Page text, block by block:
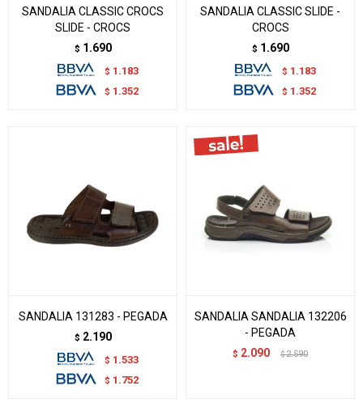
SANDALIA CLASSIC CROCS
SLIDE - CROCS
$ 1.690
$ 1.183
$ 1.352
SANDALIA CLASSIC SLIDE -
CROCS
$ 1.690
$ 1.183
$ 1.352
SANDALIA 131283 - PEGADA
$ 2.190
$ 1.533
$ 1.752
SANDALIA SANDALIA 132206
- PEGADA
$ 2.090 $ 2.590